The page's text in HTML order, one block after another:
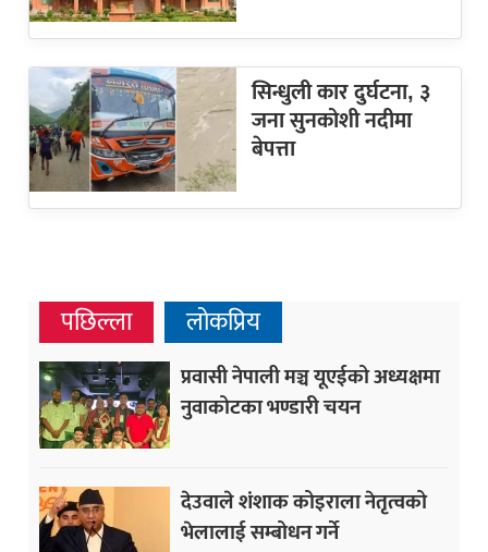
सिन्धुली कार दुर्घटना, ३
जना सुनकोशी नदीमा
बेपत्ता
पछिल्ला लोकप्रिय
प्रवासी नेपाली मञ्च यूएईको अध्यक्षमा
नुवाकोटका भण्डारी चयन
देउवाले शंशाक कोइराला नेतृत्वको
भेलालाई सम्बोधन गर्ने